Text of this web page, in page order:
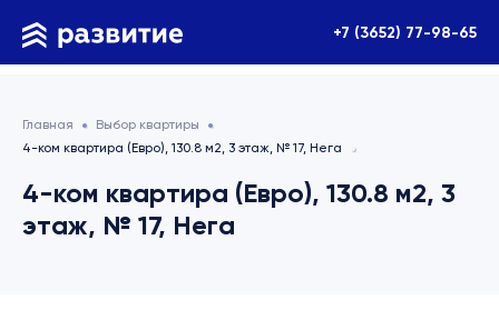
+7 (3652) 77-98-65
Главная
Выбор квартиры
4-ком квартира (Евро), 130.8 м2, 3 этаж, № 17, Нега
4-ком квартира (Евро), 130.8 м2, 3
этаж, № 17, Нега